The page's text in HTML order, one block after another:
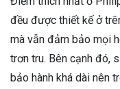
đều được thiết kế ở
mà vẫn đảm bảo mọi
trơn tru. Bên cạnh đó,
bảo hành khá dài nên